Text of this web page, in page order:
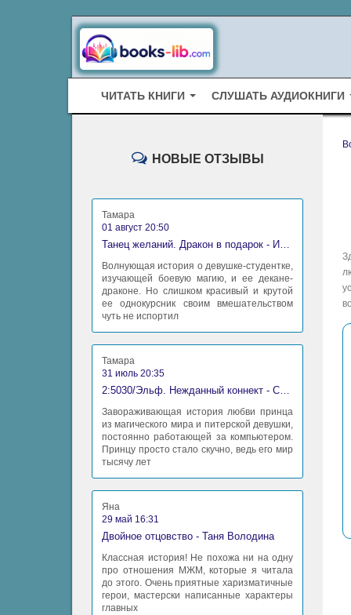
ЧИТАТЬ КНИГИ СЛУШАТЬ АУДИОКНИГИ
НОВЫЕ ОТЗЫВЫ
Тамара
01 август 20:50
Танец желаний. Дракон в подарок - Ирина Алексеева
Волнующая история о девушке-студентке,
изучающей боевую магию, и ее декане-
драконе. Но слишком красивый и крутой
ее однокурсник своим вмешательством
чуть не испортил
Тамара
31 июль 20:35
2:5030/Эльф. Нежданный коннект - Станислав Миков
Завораживающая история любви принца
из магического мира и питерской девушки,
постоянно работающей за компьютером.
Принцу просто стало скучно, ведь его мир
тысячу лет
Яна
29 май 16:31
Двойное отцовство - Таня Володина
Классная история! Не похожа ни на одну
про отношения МЖМ, которые я читала
до этого. Очень приятные харизматичные
герои, мастерски написанные характеры
главных